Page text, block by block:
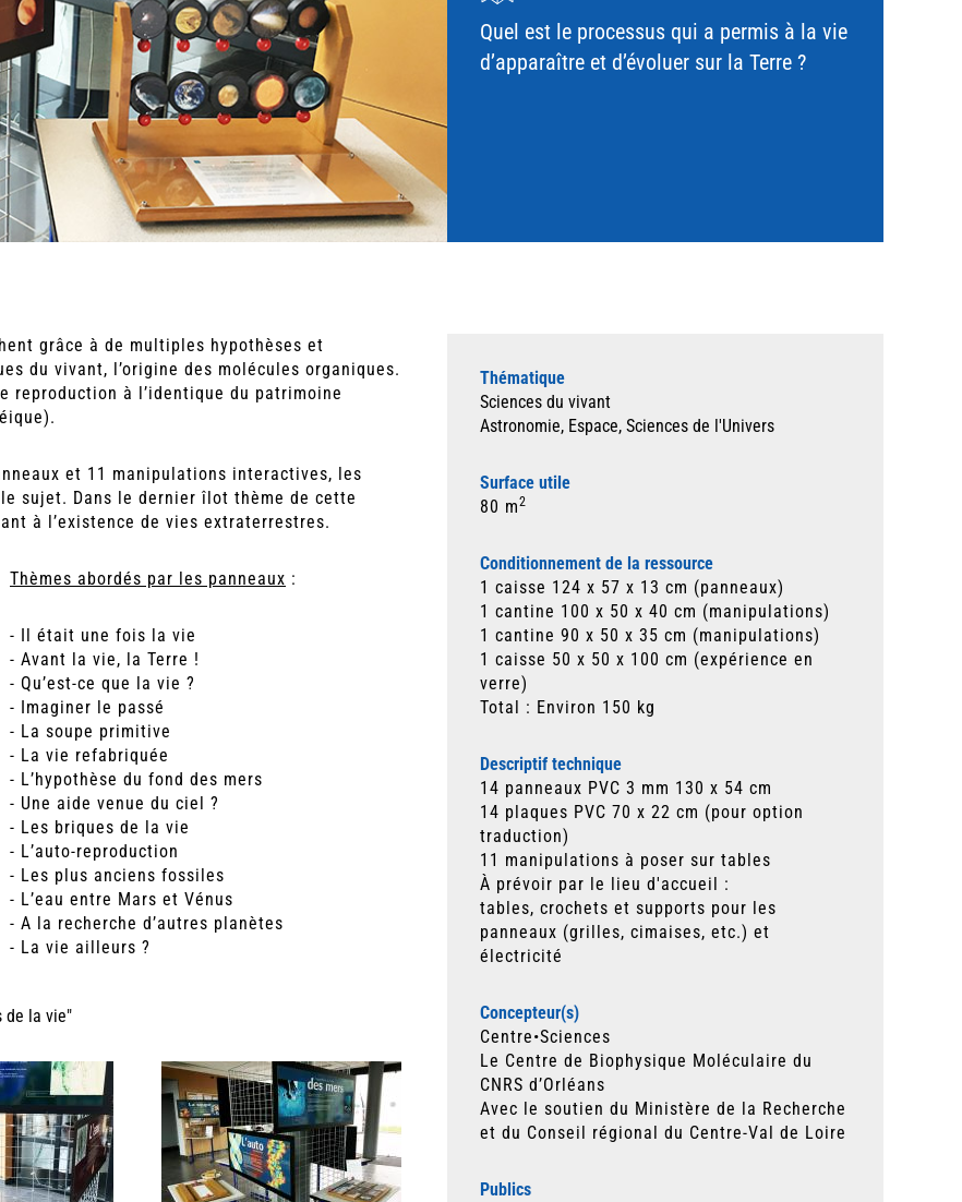
Quel est le processus qui a permis à la vie
d’apparaître et d’évoluer sur la Terre ?
grâce à de multiples hypothèses et
du vivant, l’origine des molécules organiques.
reproduction à l’identique du patrimoine
et 11 manipulations interactives, les
sujet. Dans le dernier îlot thème de cette
à l’existence de vies extraterrestres.
Thèmes abordés par les panneaux :
- Il était une fois la vie
- Avant la vie, la Terre !
- Qu’est-ce que la vie ?
- Imaginer le passé
- La soupe primitive
- La vie refabriquée
- L’hypothèse du fond des mers
- Une aide venue du ciel ?
- Les briques de la vie
- L’auto-reproduction
- Les plus anciens fossiles
- L’eau entre Mars et Vénus
- A la recherche d’autres planètes
- La vie ailleurs ?
de la vie"
Thématique
Sciences du vivant
Astronomie, Espace, Sciences de l'Univers
Surface utile
80 m2
Conditionnement de la ressource
1 caisse 124 x 57 x 13 cm (panneaux)
1 cantine 100 x 50 x 40 cm (manipulations)
1 cantine 90 x 50 x 35 cm (manipulations)
1 caisse 50 x 50 x 100 cm (expérience en
verre)
Total : Environ 150 kg
Descriptif technique
14 panneaux PVC 3 mm 130 x 54 cm
14 plaques PVC 70 x 22 cm (pour option
traduction)
11 manipulations à poser sur tables
À prévoir par le lieu d'accueil :
tables, crochets et supports pour les
panneaux (grilles, cimaises, etc.) et
électricité
Concepteur(s)
Centre•Sciences
Le Centre de Biophysique Moléculaire du
CNRS d’Orléans
Avec le soutien du Ministère de la Recherche
et du Conseil régional du Centre-Val de Loire
Publics